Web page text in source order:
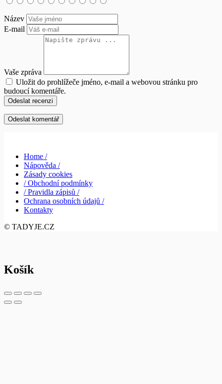
Název
E-mail
Vaše zpráva
Uložit do prohlížeče jméno, e-mail a webovou stránku pro
budoucí komentáře.
Odeslat recenzi
Home /
Nápověda /
Zásady cookies
/ Obchodní podmínky
/ Pravidla zápisů /
Ochrana osobních údajů /
Kontakty
© TADYJE.CZ
Košík